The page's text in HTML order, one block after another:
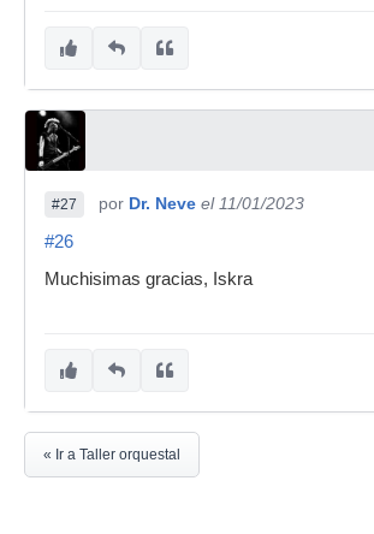
#27 por Dr. Neve el 11/01/2023
#26
Muchisimas gracias, Iskra
« Ir a Taller orquestal